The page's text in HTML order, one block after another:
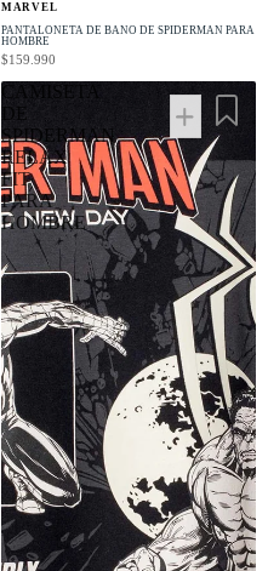
MARVEL
PANTALONETA DE BAÑO DE SPIDERMAN PARA
HOMBRE
$159.990
CAMISETA
DE
SPIDERMAN
RELAX
FIT
PARA
HOMBRE